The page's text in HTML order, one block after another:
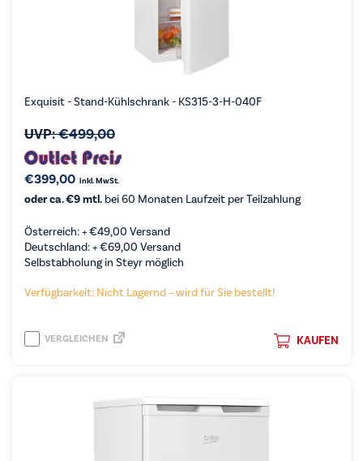
Exquisit - Stand-Kühlschrank - KS315-3-H-040F
UVP:€499,00
€399,00 inkl. MwSt.
oder ca. €9 mtl. bei 60 Monaten Laufzeit per Teilzahlung
Österreich: +€49,00 Versand
Deutschland: +€69,00 Versand
Selbstabholung in Steyr möglich
Verfügbarkeit: Nicht Lagernd – wird für Sie bestellt!
KAUFEN
VERGLEICHEN